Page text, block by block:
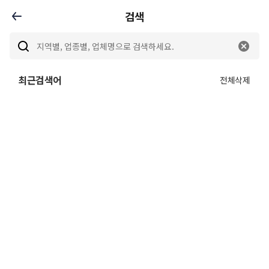
검색
최근검색어 전체삭제